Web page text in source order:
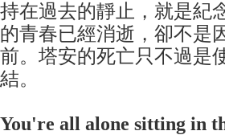
持在過去​的靜止，就是紀
的青春已經消逝​，卻不是
前。塔安的死亡只不過是
結。
You're all alone sitting in